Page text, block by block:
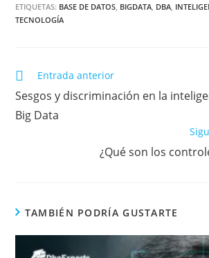
ETIQUETAS: BASE DE DATOS BIGDATA DBA
TECNOLOGÍA
Entrada anterior
Sesgos y discriminación en la
Big Data
¿Qué son los
TAMBIÉN PODRÍA GUSTARTE